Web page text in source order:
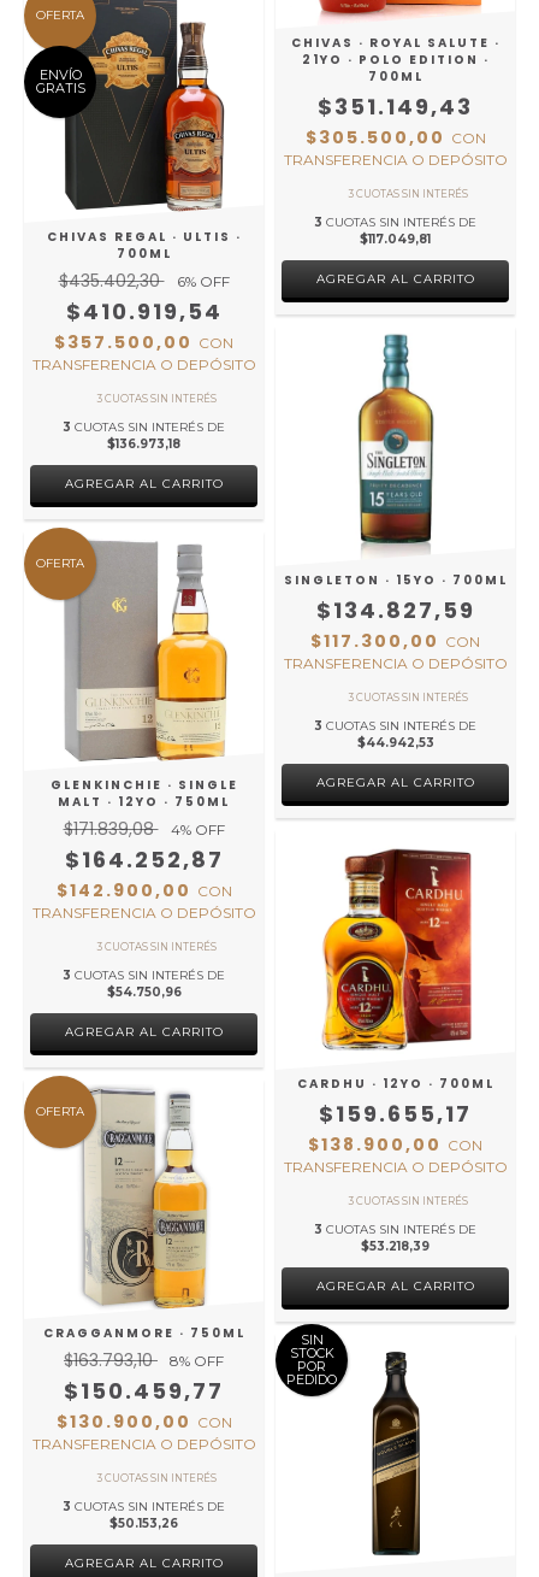
OFERTA
ENVÍO
GRATIS
CHIVAS REGAL · ULTIS ·
700ML
$435.402,30 6% OFF
$410.919,54
$357.500,00 CON
TRANSFERENCIA O DEPÓSITO
3 CUOTAS SIN INTERÉS DE
$136.973,18
CHIVAS · ROYAL SALUTE ·
21YO · POLO EDITION ·
700ML
$351.149,43
$305.500,00 CON
TRANSFERENCIA O DEPÓSITO
3 CUOTAS SIN INTERÉS DE
$117.049,81
OFERTA
GLENKINCHIE · SINGLE
MALT · 12YO · 750ML
$171.839,08 4% OFF
$164.252,87
$142.900,00 CON
TRANSFERENCIA O DEPÓSITO
3 CUOTAS SIN INTERÉS DE
$54.750,96
SINGLETON · 15YO · 700ML
$134.827,59
$117.300,00 CON
TRANSFERENCIA O DEPÓSITO
3 CUOTAS SIN INTERÉS DE
$44.942,53
OFERTA
CRAGGANMORE · 750ML
$163.793,10 8% OFF
$150.459,77
$130.900,00 CON
TRANSFERENCIA O DEPÓSITO
3 CUOTAS SIN INTERÉS DE
$50.153,26
CARDHU · 12YO · 700ML
$159.655,17
$138.900,00 CON
TRANSFERENCIA O DEPÓSITO
3 CUOTAS SIN INTERÉS DE
$53.218,39
SIN
STOCK
POR
PEDIDO